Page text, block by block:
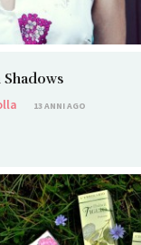
Shadows
13 ANNI AGO